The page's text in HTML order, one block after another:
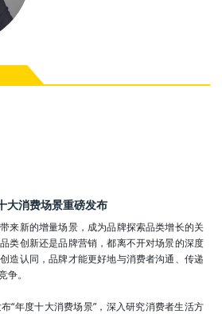
大消费场景重磅发布
来新的增量场景，成为品牌探索品类增长的关
类创新还是品牌营销，都离不开对场景的深度
造认同，品牌才能更好地与消费者沟通、传递
争。
“年度十大消费场景”，深入研究消费者生活方